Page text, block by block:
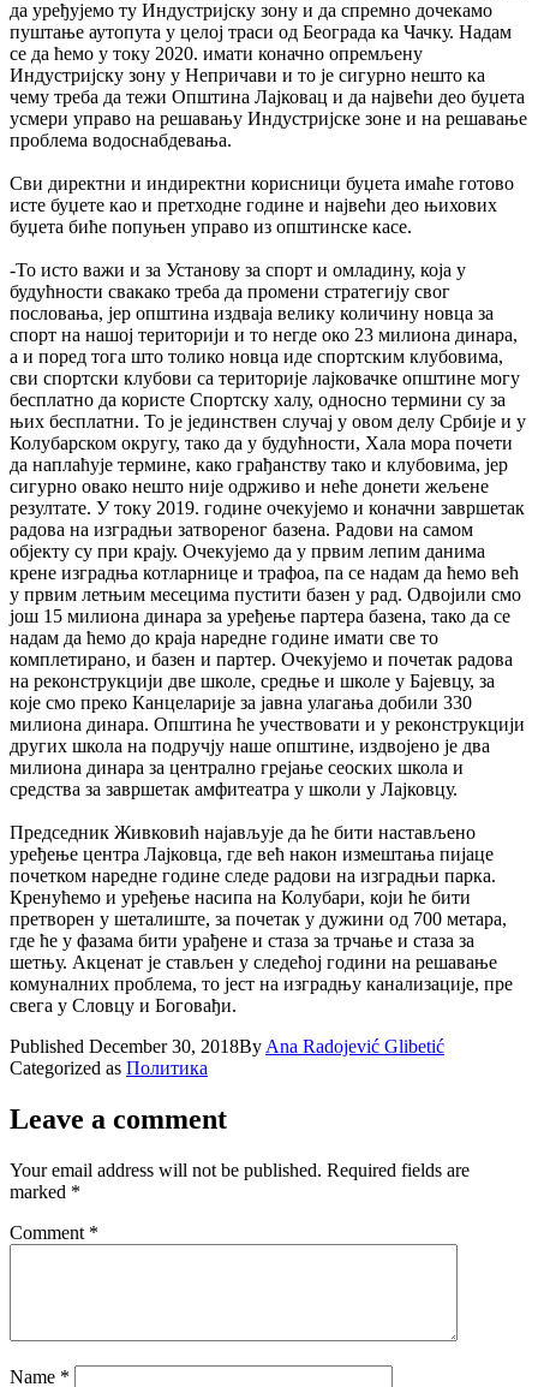
да уређујемо ту Индустријску зону и да спремно дочекамо
пуштање аутопута у целој траси од Београда ка Чачку. Надам
се да ћемо у току 2020. имати коначно опремљену
Индустријску зону у Непричави и то је сигурно нешто ка
чему треба да тежи Општина Лајковац и да највећи део буџета
усмери управо на решавању Индустријске зоне и на решавање
проблема водоснабдевања.
Сви директни и индиректни корисници буџета имаће готово
исте буџете као и претходне године и највећи део њихових
буџета биће попуњен управо из општинске касе.
-То исто важи и за Установу за спорт и омладину, која у
будућности свакако треба да промени стратегију свог
пословања, јер општина издваја велику количину новца за
спорт на нашој територији и то негде око 23 милиона динара,
а и поред тога што толико новца иде спортским клубовима,
сви спортски клубови са територије лајковачке општине могу
бесплатно да користе Спортску халу, односно термини су за
њих бесплатни. То је јединствен случај у овом делу Србије и у
Колубарском округу, тако да у будућности, Хала мора почети
да наплаћује термине, како грађанству тако и клубовима, јер
сигурно овако нешто није одрживо и неће донети жељене
резултате. У току 2019. године очекујемо и коначни завршетак
радова на изградњи затвореног базена. Радови на самом
објекту су при крају. Очекујемо да у првим лепим данима
крене изградња котларнице и трафоа, па се надам да ћемо већ
у првим летњим месецима пустити базен у рад. Одвојили смо
још 15 милиона динара за уређење партера базена, тако да се
надам да ћемо до краја наредне године имати све то
комплетирано, и базен и партер. Очекујемо и почетак радова
на реконструкцији две школе, средње и школе у Бајевцу, за
које смо преко Канцеларије за јавна улагања добили 330
милиона динара. Општина ће учествовати и у реконструкцији
других школа на подручју наше општине, издвојено је два
милиона динара за централно грејање сеоских школа и
средства за завршетак амфитеатра у школи у Лајковцу.
Председник Живковић најављује да ће бити настављено
уређење центра Лајковца, где већ након измештања пијаце
почетком наредне године следе радови на изградњи парка.
Кренућемо и уређење насипа на Колубари, који ће бити
претворен у шеталиште, за почетак у дужини од 700 метара,
где ће у фазама бити урађене и стаза за трчање и стаза за
шетњу. Акценат је стављен у следећој години на решавање
комуналних проблема, то јест на изградњу канализације, пре
свега у Словцу и Боговађи.
Published December 30, 2018By Ana Radojević Glibetić
Categorized as Политика
Leave a comment
Your email address will not be published. Required fields are
marked *
Comment *
Name *